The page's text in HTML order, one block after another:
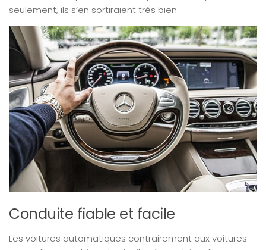
seulement, ils s’en sortiraient très bien.
Conduite fiable et facile
Les voitures automatiques contrairement aux voitures